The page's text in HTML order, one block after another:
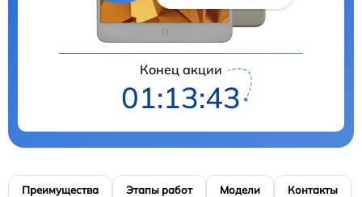
Конец акции
01:13:42
Преимущества Этапы работ Модели Контакты